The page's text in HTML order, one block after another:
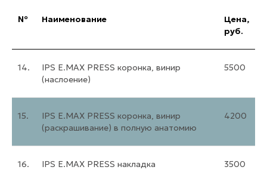
№ Наименование
Цена,
руб.
14.
IPS E.MAX PRESS коронка, винир
(наслоение)
5500
15.
IPS E.MAX PRESS коронка, винир
(раскрашивание) в полную анатомию
4200
16. IPS E.MAX PRESS накладка 3500